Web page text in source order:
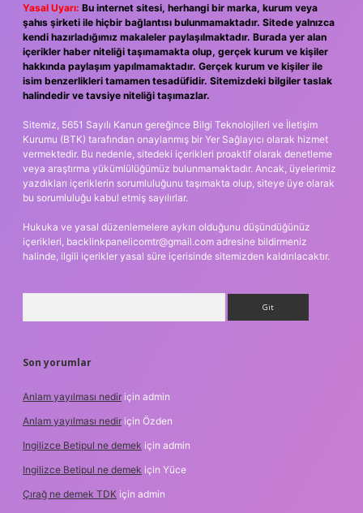
Yasal Uyarı: Bu internet sitesi, herhangi bir marka, kurum veya
şahıs şirketi ile hiçbir bağlantısı bulunmamaktadır. Sitede yalnızca
kendi hazırladığımız makaleler paylaşılmaktadır. Burada yer alan
içerikler haber niteliği taşımamakta olup, gerçek kurum ve kişiler
hakkında paylaşım yapılmamaktadır. Gerçek kurum ve kişiler ile
isim benzerlikleri tamamen tesadüfidir. Sitemizdeki bilgiler taslak
halindedir ve tavsiye niteliği taşımazlar.
Sitemiz, 5651 Sayılı Kanun gereğince Bilgi Teknolojileri ve İletişim
Kurumu (BTK) tarafından onaylanmış bir Yer Sağlayıcı olarak hizmet
vermektedir. Bu nedenle, sitedeki içerikleri proaktif olarak denetleme
veya araştırma yükümlülüğümüz bulunmamaktadır. Ancak, üyelerimiz
yazdıkları içeriklerin sorumluluğunu taşımakta olup, siteye üye olarak
bu sorumluluğu kabul etmiş sayılırlar.
Hukuka ve yasal düzenlemelere aykırı olduğunu düşündüğünüz
içerikleri, backlinkpanelicomtr@gmail.com adresine bildirmeniz
halinde, ilgili içerikler yasal süre içerisinde sitemizden kaldırılacaktır.
Son yorumlar
Anlam yayılması nedir için admin
Anlam yayılması nedir için Özden
Ingilizce Betipul ne demek için admin
Ingilizce Betipul ne demek için Yüce
Çırağ ne demek TDK için admin